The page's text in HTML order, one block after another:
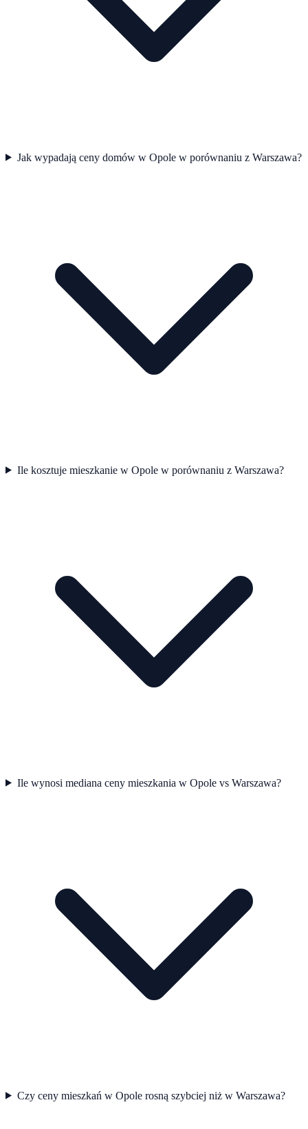
Jak wypadają ceny domów w Opole w porównaniu z Warszawa?
Ile kosztuje mieszkanie w Opole w porównaniu z Warszawa?
Ile wynosi mediana ceny mieszkania w Opole vs Warszawa?
Czy ceny mieszkań w Opole rosną szybciej niż w Warszawa?